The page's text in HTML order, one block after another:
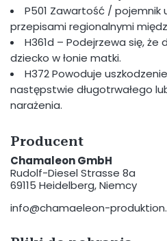
P501 Zawartość / pojemnik
przepisami regionalnymi
H361d – Podejrzewa się, że
dziecko w łonie matki.
H372 Powoduje
następstwie długotrwałego
narażenia.
Producent
Chamaleon GmbH
Rudolf-Diesel Strasse 8a
69115 Heidelberg, Niemcy
info@chamaeleon-